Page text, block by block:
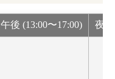
午後 (13:00〜17:00) 夜